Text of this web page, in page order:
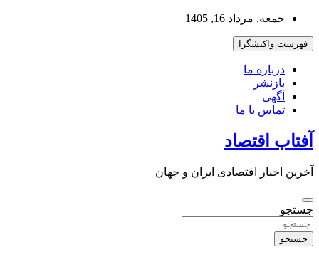
بروید
جمعه, مرداد 16, 1405
فهرست واکنشگرا
درباره ما
بازنشر
آگهی
تماس با ما
آفتاب اقتصاد
آخرین اخبار اقتصادی ایران و جهان
جستجو
جستجو